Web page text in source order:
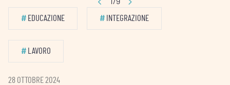
# EDUCAZIONE # INTEGRAZIONE
# LAVORO
28 OTTOBRE 2024